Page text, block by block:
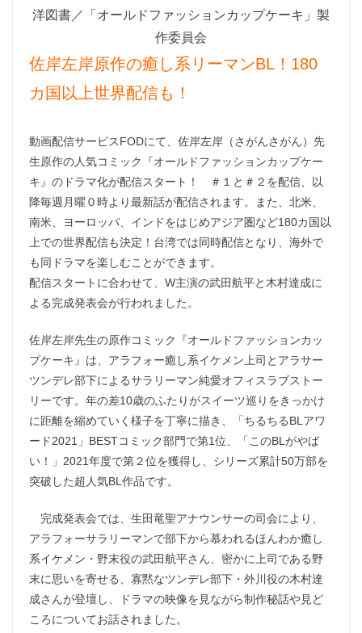
洋図書／「オールドファッションカップケーキ」製
作委員会
佐岸左岸原作の癒し系リーマンBL！180
カ国以上世界配信も！
動画配信サービスFODにて、佐岸左岸（さがんさがん）先
生原作の人気コミック『オールドファッションカップケー
キ』のドラマ化が配信スタート！ ＃１と＃２を配信、以
降毎週月曜０時より最新話が配信されます。また、北米、
南米、ヨーロッパ、インドをはじめアジア圏など180カ国以
上での世界配信も決定！台湾では同時配信となり、海外で
も同ドラマを楽しむことができます。
配信スタートに合わせて、W主演の武田航平と木村達成に
よる完成発表会が行われました。
佐岸左岸先生の原作コミック『オールドファッションカッ
プケーキ』は、アラフォー癒し系イケメン上司とアラサー
ツンデレ部下によるサラリーマン純愛オフィスラブストー
リーです。年の差10歳のふたりがスイーツ巡りをきっかけ
に距離を縮めていく様子を丁寧に描き、「ちるちるBLアワ
ード2021」BESTコミック部門で第1位、「このBLがやば
い！」2021年度で第２位を獲得し、シリーズ累計50万部を
突破した超人気BL作品です。
完成発表会では、生田竜聖アナウンサーの司会により、
アラフォーサラリーマンで部下から慕われるほんわか癒し
系イケメン・野末役の武田航平さん、密かに上司である野
末に思いを寄せる、寡黙なツンデレ部下・外川役の木村達
成さんが登壇し、ドラマの映像を見ながら制作秘話や見ど
ころについてお話されました。